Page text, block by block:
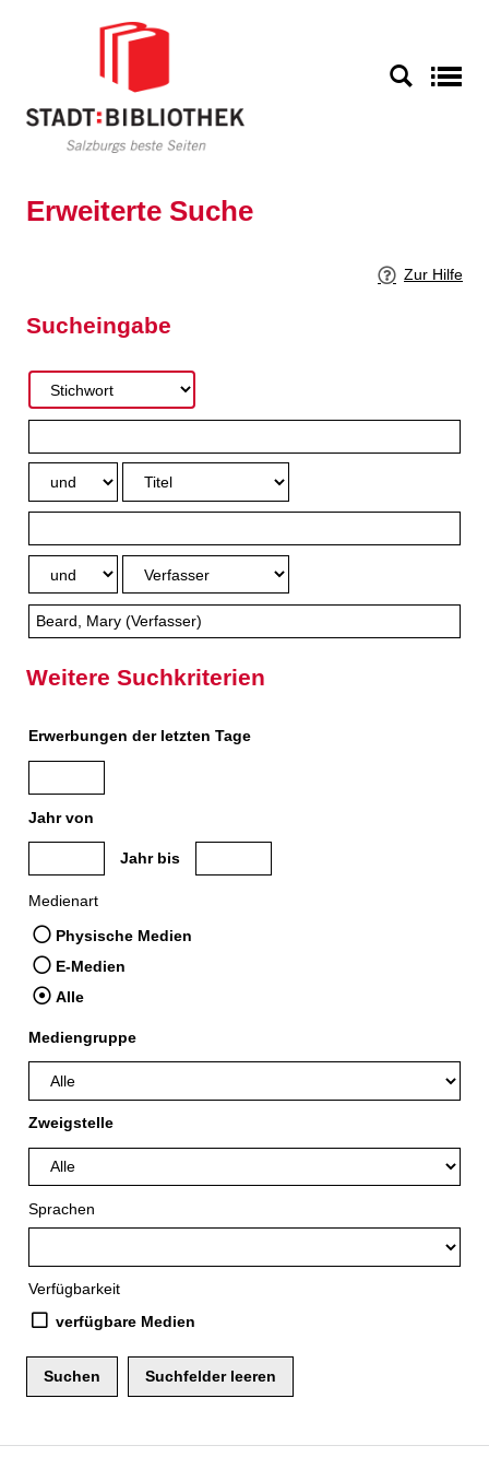
Erweiterte Suche
Zur Hilfe
Sucheingabe
Weitere Suchkriterien
Erwerbungen der letzten Tage
Jahr von
Medien anzeigen, die nach dem Jahr veröffentlicht wurden
Jahr bis
Medienart
Physische Medien
E-Medien
Alle
Mediengruppe
Zweigstelle
Sprachen
Verfügbarkeit
verfügbare Medien